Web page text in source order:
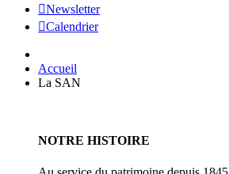
Newsletter
Calendrier
Accueil
La SAN
NOTRE HISTOIRE